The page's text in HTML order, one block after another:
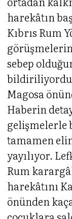
harekâtın
Kıbrıs Rum
sebep
Magosa
Haberin
gelişmelerle
tamamen
yayılıyor.
Rum
harekâtını
önünden